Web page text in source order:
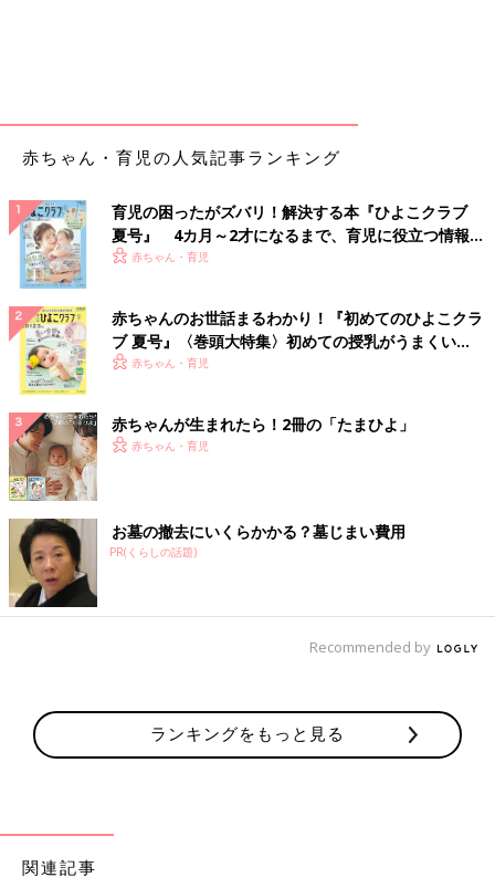
赤ちゃん・育児の人気記事ランキング
育児の困ったがズバリ！解決する本『ひよこクラブ
夏号』 4カ月～2才になるまで、育児に役立つ情報が
いっぱい！
赤ちゃん・育児
赤ちゃんのお世話まるわかり！『初めてのひよこクラ
ブ 夏号』〈巻頭大特集〉初めての授乳がうまくい
く！ おっぱい・ミルクの基本と夏のトラブル 解決テ
赤ちゃん・育児
赤ちゃんが生まれたら！2冊の「たまひよ」
赤ちゃん・育児
お墓の撤去にいくらかかる？墓じまい費用
PR(くらしの話題)
Recommended by
ランキングをもっと見る
関連記事